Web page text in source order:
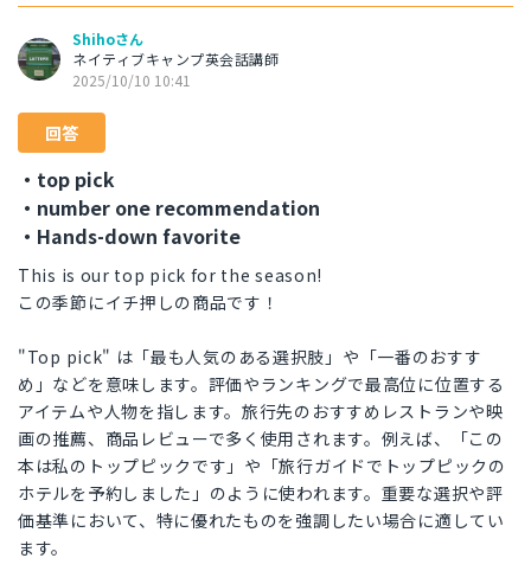
Shihoさん
ネイティブキャンプ英会話講師
2025/10/10 10:41
回答
・top pick
・number one recommendation
・Hands-down favorite
This is our top pick for the season!
この季節にイチ押しの商品です！
"Top pick" は「最も人気のある選択肢」や「一番のおすす
め」などを意味します。評価やランキングで最高位に位置する
アイテムや人物を指します。旅行先のおすすめレストランや映
画の推薦、商品レビューで多く使用されます。例えば、「この
本は私のトップピックです」や「旅行ガイドでトップピックの
ホテルを予約しました」のように使われます。重要な選択や評
価基準において、特に優れたものを強調したい場合に適してい
ます。